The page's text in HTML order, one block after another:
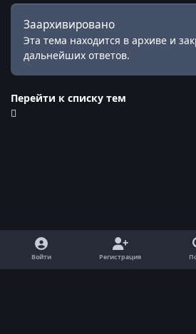
Заархивировано
Эта тема находится в архиве и
дальнейших ответов.
Перейти к списку тем
Войти Регистрация